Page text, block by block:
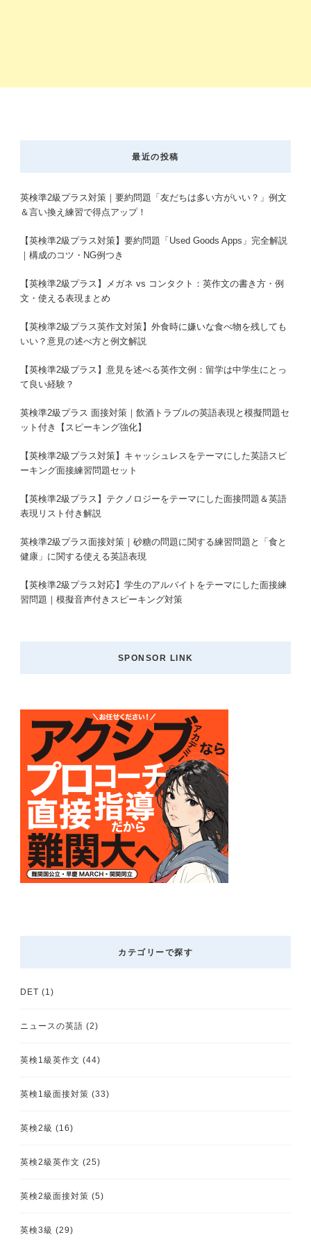
最近の投稿
英検準2級プラス対策｜要約問題「友だちは多い方がいい？」例文
＆言い換え練習で得点アップ！
【英検準2級プラス対策】要約問題「Used Goods Apps」完全解説
｜構成のコツ・NG例つき
【英検準2級プラス】メガネ vs コンタクト：英作文の書き方・例
文・使える表現まとめ
【英検準2級プラス英作文対策】外食時に嫌いな食べ物を残しても
いい？意見の述べ方と例文解説
【英検準2級プラス】意見を述べる英作文例：留学は中学生にとっ
て良い経験？
英検準2級プラス 面接対策｜飲酒トラブルの英語表現と模擬問題セ
ット付き【スピーキング強化】
【英検準2級プラス対策】キャッシュレスをテーマにした英語スピ
ーキング面接練習問題セット
【英検準2級プラス】テクノロジーをテーマにした面接問題＆英語
表現リスト付き解説
英検準2級プラス面接対策｜砂糖の問題に関する練習問題と「食と
健康」に関する使える英語表現
【英検準2級プラス対応】学生のアルバイトをテーマにした面接練
習問題｜模擬音声付きスピーキング対策
SPONSOR LINK
カテゴリーで探す
DET (1)
ニュースの英語 (2)
英検1級英作文 (44)
英検1級面接対策 (33)
英検2級 (16)
英検2級英作文 (25)
英検2級面接対策 (5)
英検3級 (29)